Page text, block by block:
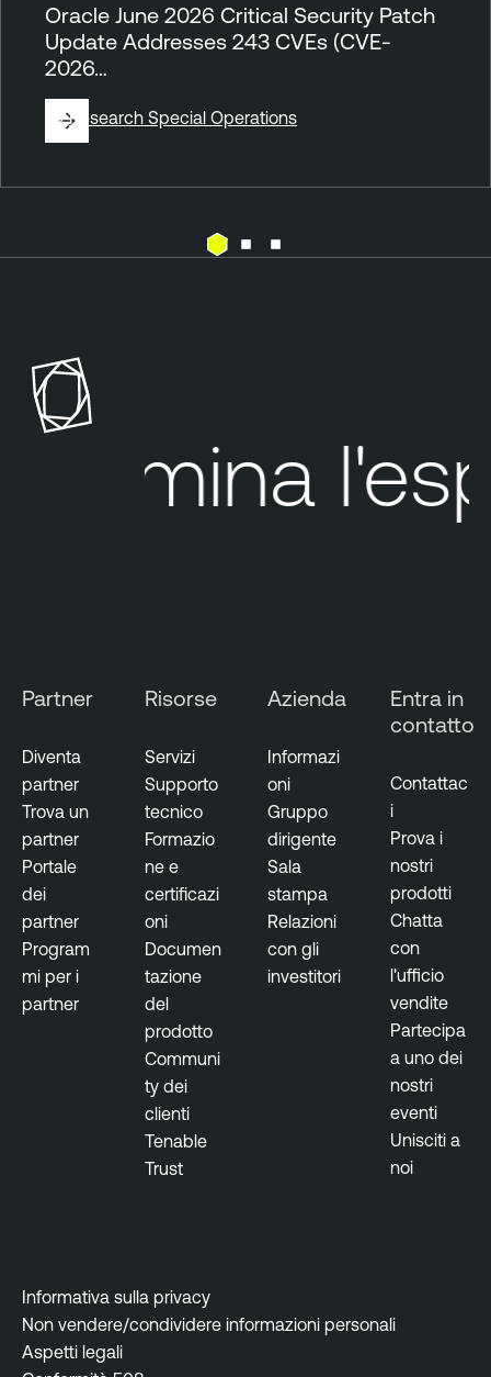
Oracle June 2026 Critical Security Patch
Update Addresses 243 CVEs (CVE-
2026…
ByResearch Special Operations
o
s
e
t
a
b
Elimina
Partner
Diventa
partner
Trova un
partner
Portale
dei
partner
Program
mi per i
partner
Risorse
Servizi
Supporto
tecnico
Formazio
ne e
certificazi
oni
Documen
tazione
del
prodotto
Communi
ty dei
clienti
Tenable
Trust
Azienda
Informazi
oni
Gruppo
dirigente
Sala
stampa
Relazioni
con gli
investitori
Entra in
contatto
Contattac
i
Prova i
nostri
prodotti
Chatta
con
l'ufficio
vendite
Partecipa
a uno dei
nostri
eventi
Unisciti a
noi
Informativa sulla privacy
Non vendere/condividere informazioni personali
Aspetti legali